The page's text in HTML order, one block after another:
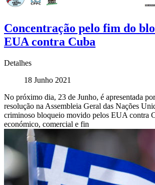
Concentração pelo fim do
EUA contra Cuba
Detalhes
18 Junho 2021
No próximo dia, 23 de Junho, é apresentada
resolução na Assembleia Geral das Nações
criminoso bloqueio movido pelos EUA contra
económico, comercial e fin